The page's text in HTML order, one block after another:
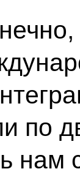
по
нам